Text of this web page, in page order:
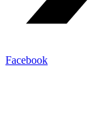
Facebook